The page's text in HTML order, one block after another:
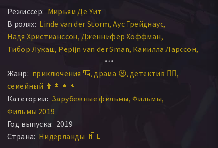
Режиссер: Мирьям Де Уит
В ролях: Linde van der Storm Аус Грейднаус
Надя Христианссон Дженнифер Хоффман
Тибор Лукаш Pepijn van der Sman Камилла Ларссон
Peter Stefansson
Жанр: приключения 🎒 драма 😫 детектив 🕵️‍♂️
семейный 👨‍👩‍👧‍👦
Категории: Зарубежные фильмы Фильмы
Фильмы 2019
Год выпуска: 2019
Страна: Нидерланды 🇳🇱